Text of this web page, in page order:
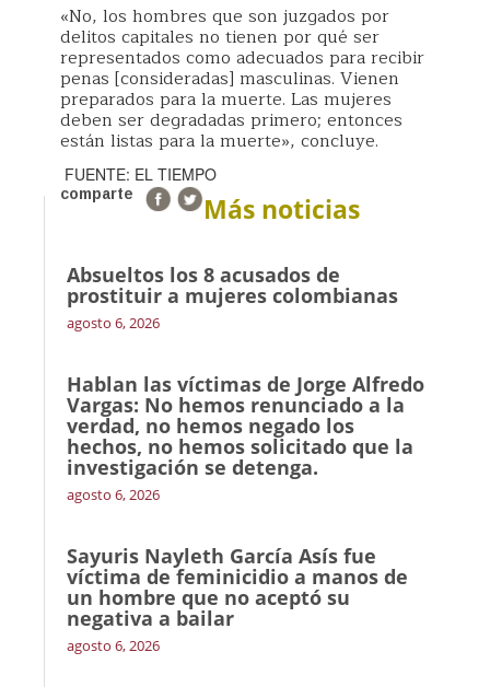
«No, los hombres que son juzgados por
delitos capitales no tienen por qué ser
representados como adecuados para recibir
penas [consideradas] masculinas. Vienen
preparados para la muerte. Las mujeres
deben ser degradadas primero; entonces
están listas para la muerte», concluye.
FUENTE: EL TIEMPO
comparte Más noticias
Absueltos los 8 acusados de
prostituir a mujeres colombianas
agosto 6, 2026
Hablan las víctimas de Jorge Alfredo
Vargas: No hemos renunciado a la
verdad, no hemos negado los
hechos, no hemos solicitado que la
investigación se detenga.
agosto 6, 2026
Sayuris Nayleth García Asís fue
víctima de feminicidio a manos de
un hombre que no aceptó su
negativa a bailar
agosto 6, 2026